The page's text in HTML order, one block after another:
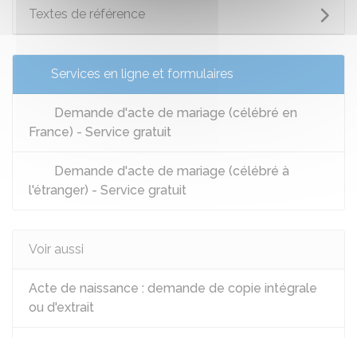
Textes de référence
Services en ligne et formulaires
Demande d'acte de mariage (célébré en
France) - Service gratuit
Demande d'acte de mariage (célébré à
l'étranger) - Service gratuit
Voir aussi
Acte de naissance : demande de copie intégrale
ou d'extrait